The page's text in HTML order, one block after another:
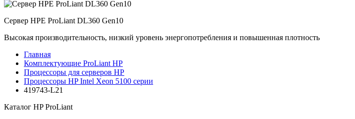
Сервер HPE ProLiant DL360 Gen10
Высокая производительность, низкий уровень энергопотребления и повышенная плотность
Главная
Комплектующие ProLiant HP
Процессоры для серверов HP
Процессоры HP Intel Xeon 5100 серии
419743-L21
Каталог HP ProLiant